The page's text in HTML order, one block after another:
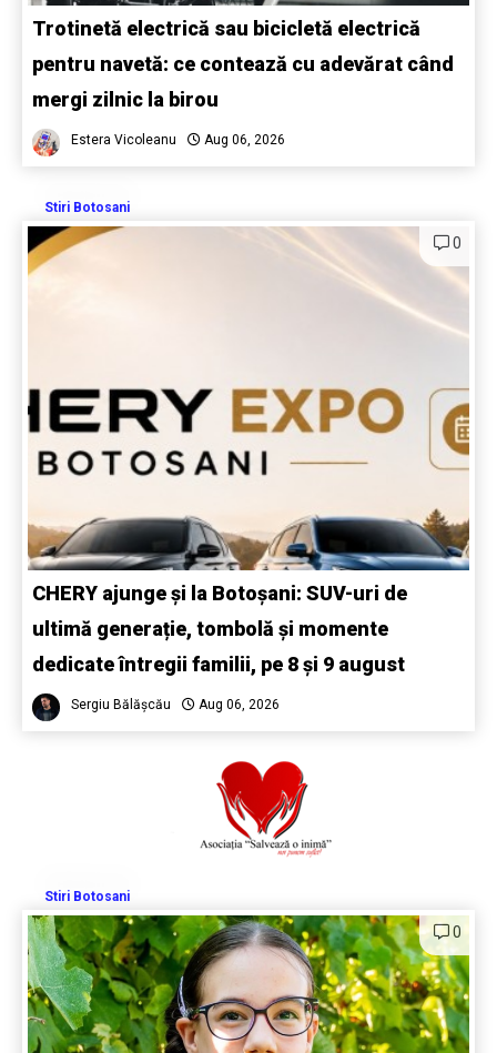
Trotinetă electrică sau bicicletă electrică
pentru navetă: ce contează cu adevărat când
mergi zilnic la birou
Estera Vicoleanu Aug 06, 2026
Stiri Botosani
0
CHERY ajunge și la Botoșani: SUV-uri de
ultimă generație, tombolă și momente
dedicate întregii familii, pe 8 și 9 august
Sergiu Bălășcău Aug 06, 2026
Stiri Botosani
0